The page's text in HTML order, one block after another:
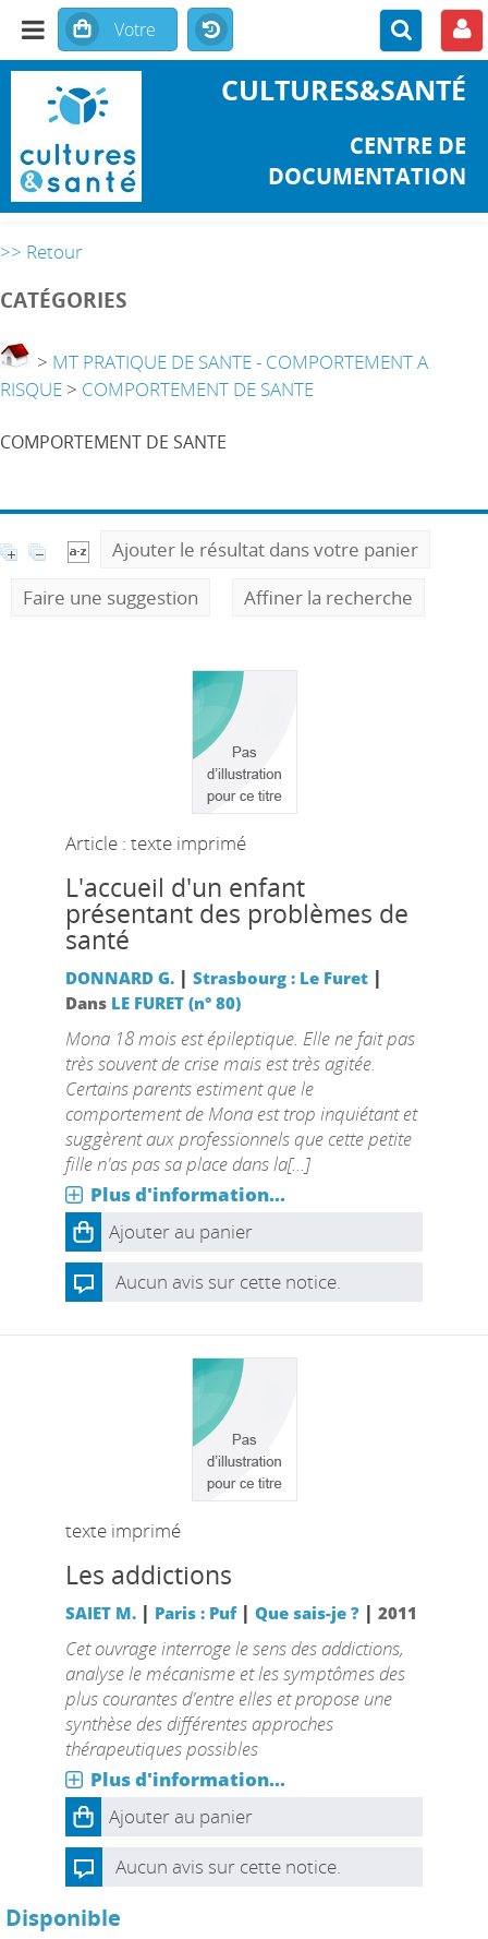
CULTURES&SANTÉ
CENTRE DE
DOCUMENTATION
>> Retour
CATÉGORIES
> MT PRATIQUE DE SANTE - COMPORTEMENT A
RISQUE > COMPORTEMENT DE SANTE
COMPORTEMENT DE SANTE
Ajouter le résultat dans votre panier
Faire une suggestion
Affiner la recherche
Article : texte imprimé
L'accueil d'un enfant
présentant des problèmes de
santé
DONNARD G. | Strasbourg : Le Furet|
Dans LE FURET (n° 80)
Mona 18 mois est épileptique. Elle ne fait pas
très souvent de crise mais est très agitée.
Certains parents estiment que le
comportement de Mona est trop inquiétant et
suggèrent aux professionnels que cette petite
fille n'as pas sa place dans la[...]
Plus d'information...
Ajouter au panier
Aucun avis sur cette notice.
texte imprimé
Les addictions
SAIET M. | Paris : Puf| Que sais-je ?| 2011
Cet ouvrage interroge le sens des addictions,
analyse le mécanisme et les symptômes des
plus courantes d'entre elles et propose une
synthèse des différentes approches
thérapeutiques possibles
Plus d'information...
Ajouter au panier
Aucun avis sur cette notice.
Disponible